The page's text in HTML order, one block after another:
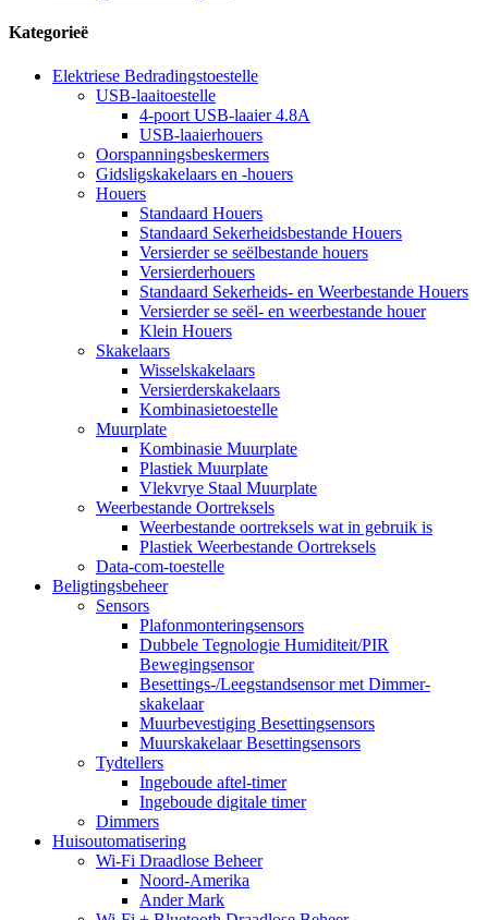
Kategorieë
Elektriese Bedradingstoestelle
USB-laaitoestelle
4-poort USB-laaier 4.8A
USB-laaierhouers
Oorspanningsbeskermers
Gidsligskakelaars en -houers
Houers
Standaard Houers
Standaard Sekerheidsbestande Houers
Versierder se seëlbestande houers
Versierderhouers
Standaard Sekerheids- en Weerbestande Houers
Versierder se seël- en weerbestande houer
Klein Houers
Skakelaars
Wisselskakelaars
Versierderskakelaars
Kombinasietoestelle
Muurplate
Kombinasie Muurplate
Plastiek Muurplate
Vlekvrye Staal Muurplate
Weerbestande Oortreksels
Weerbestande oortreksels wat in gebruik is
Plastiek Weerbestande Oortreksels
Data-com-toestelle
Beligtingsbeheer
Sensors
Plafonmonteringsensors
Dubbele Tegnologie Humiditeit/PIR
Bewegingsensor
Besettings-/Leegstandsensor met Dimmer-
skakelaar
Muurbevestiging Besettingsensors
Muurskakelaar Besettingsensors
Tydtellers
Ingeboude aftel-timer
Ingeboude digitale timer
Dimmers
Huisoutomatisering
Wi-Fi Draadlose Beheer
Noord-Amerika
Ander Mark